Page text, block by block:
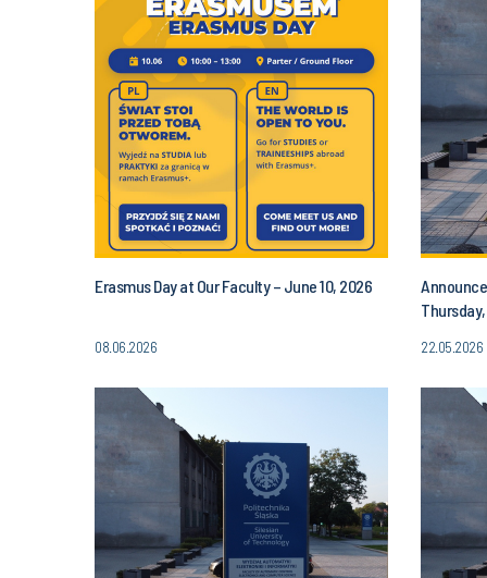
Erasmus Day at Our Faculty – June 10, 2026
08.06.2026 22.05.2026